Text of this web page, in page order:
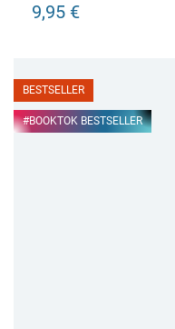
9,95 €
BESTSELLER
#BOOKTOK BESTSELLER